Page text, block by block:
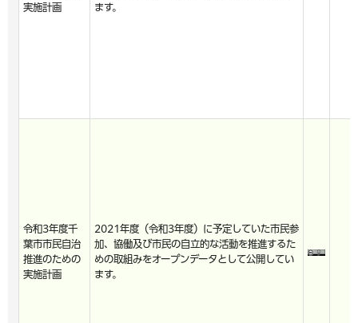
実施計画
ます。
令和3年度千
葉市市民自治
推進のための
実施計画
2021年度（令和3年度）に予定していた市民参
加、協働及び市民の自立的な活動を推進するた
めの取組みをオープンデータとして公開してい
ます。